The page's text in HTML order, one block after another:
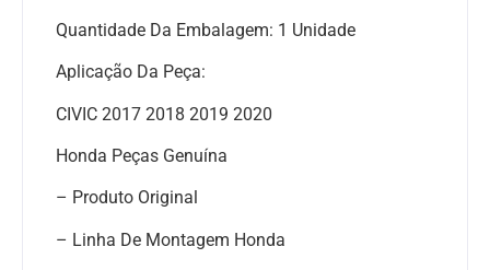
Quantidade Da Embalagem: 1 Unidade
Aplicação Da Peça:
CIVIC 2017 2018 2019 2020
Honda Peças Genuína
– Produto Original
– Linha De Montagem Honda